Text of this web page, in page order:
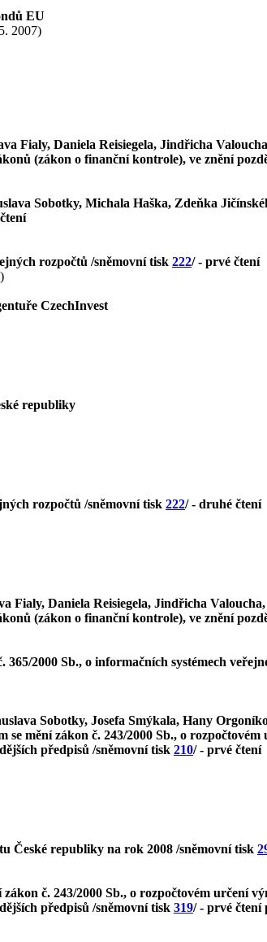
EU
2007)
Fialy, Daniela Reisiegela, Jindřicha
(zákon o finanční kontrole), ve znění
Sobotky, Michala Haška, Zdeňka
rozpočtů /sněmovní tisk 222/ - prvé čtení
CzechInvest
republiky
rozpočtů /sněmovní tisk 222/ - druhé čtení
Fialy, Daniela Reisiegela, Jindřicha
(zákon o finanční kontrole), ve znění
2000 Sb., o informačních systémech
Sobotky, Josefa Smýkala, Hany
se mění zákon č. 243/2000 Sb., o
předpisů /sněmovní tisk 210/ - prvé čtení
České republiky na rok 2008 /sněmovní tisk
č. 243/2000 Sb., o rozpočtovém určení
předpisů /sněmovní tisk 319/ - prvé čtení